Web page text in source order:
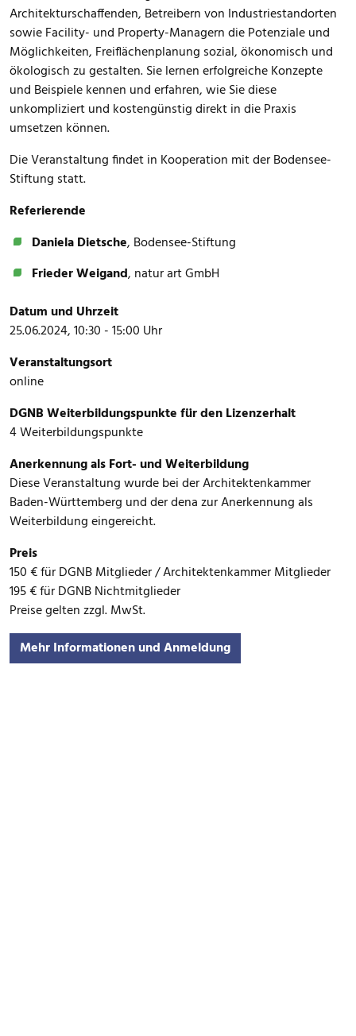
Architekturschaffenden, Betreibern von Industriestandorten
sowie Facility- und Property-Managern die Potenziale und
Möglichkeiten, Freiflächenplanung sozial, ökonomisch und
ökologisch zu gestalten. Sie lernen erfolgreiche Konzepte
und Beispiele kennen und erfahren, wie Sie diese
unkompliziert und kostengünstig direkt in die Praxis
umsetzen können.
Die Veranstaltung findet in Kooperation mit der Bodensee-
Stiftung statt.
Referierende
Daniela Dietsche, Bodensee-Stiftung
Frieder Weigand, natur art GmbH
Datum und Uhrzeit
25.06.2024, 10:30 - 15:00 Uhr
Veranstaltungsort
online
DGNB Weiterbildungspunkte für den Lizenzerhalt
4 Weiterbildungspunkte
Anerkennung als Fort- und Weiterbildung
Diese Veranstaltung wurde bei der Architektenkammer
Baden-Württemberg und der dena zur Anerkennung als
Weiterbildung eingereicht.
Preis
150 € für DGNB Mitglieder / Architektenkammer Mitglieder
195 € für DGNB Nichtmitglieder
Preise gelten zzgl. MwSt.
Mehr Informationen und Anmeldung